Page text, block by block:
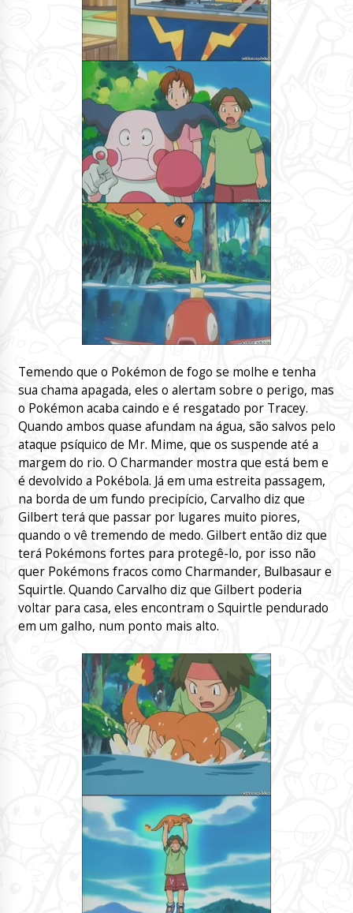
Temendo que o Pokémon de fogo se molhe e tenha
sua chama apagada, eles o alertam sobre o perigo, mas
o Pokémon acaba caindo e é resgatado por Tracey.
Quando ambos quase afundam na água, são salvos pelo
ataque psíquico de Mr. Mime, que os suspende até a
margem do rio. O Charmander mostra que está bem e
é devolvido a Pokébola. Já em uma estreita passagem,
na borda de um fundo precipício, Carvalho diz que
Gilbert terá que passar por lugares muito piores,
quando o vê tremendo de medo. Gilbert então diz que
terá Pokémons fortes para protegê-lo, por isso não
quer Pokémons fracos como Charmander, Bulbasaur e
Squirtle. Quando Carvalho diz que Gilbert poderia
voltar para casa, eles encontram o Squirtle pendurado
em um galho, num ponto mais alto.